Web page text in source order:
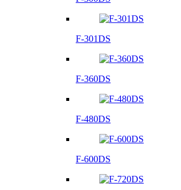
F-301DS
F-360DS
F-480DS
F-600DS